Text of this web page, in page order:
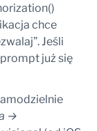
chce
Jeśli
już się
→